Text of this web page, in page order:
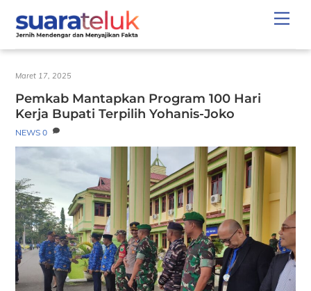
content
Maret 17, 2025
Pemkab Mantapkan Program 100 Hari
Kerja Bupati Terpilih Yohanis-Joko
NEWS 0